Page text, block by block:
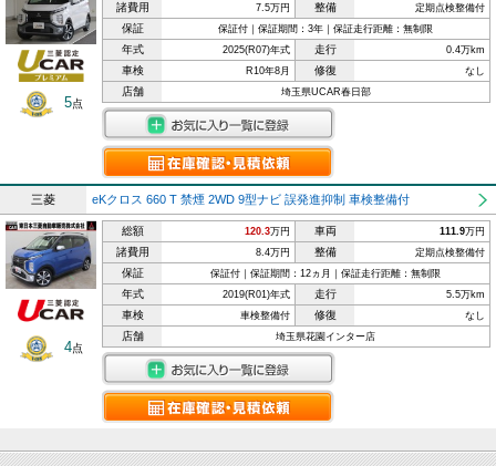
5点
諸費用 7.5万円 整備 定期点検整備付
保証 保証付｜保証期間：3年｜保証走行距離：無制限
年式 2025(R07)年式 走行 0.4万km
車検 R10年8月 修復 なし
店舗 埼玉県UCAR春日部
三菱 eKクロス 660 T 禁煙 2WD 9型ナビ 誤発進抑制 車検整備付
4点
総額 120.3万円 車両 111.9万円
諸費用 8.4万円 整備 定期点検整備付
保証 保証付｜保証期間：12ヵ月｜保証走行距離：無制限
年式 2019(R01)年式 走行 5.5万km
車検 車検整備付 修復 なし
店舗 埼玉県花園インター店